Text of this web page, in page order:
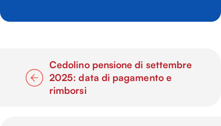
Cedolino pensione di settembre
2025: data di pagamento e
rimborsi